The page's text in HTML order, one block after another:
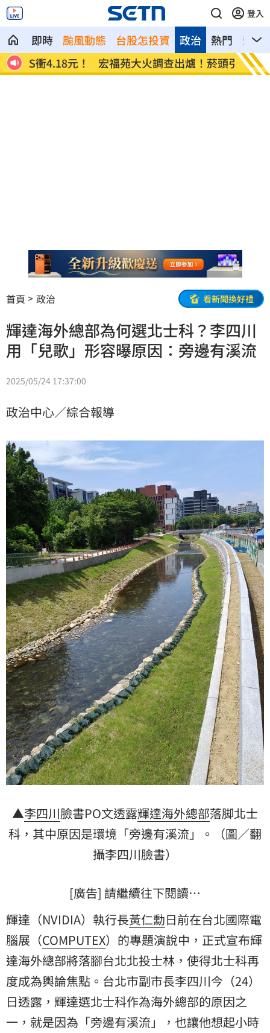
登入
即時 颱風動態 台股怎投資 熱門 影音
政治
！ 宏福苑大火調查出爐！菸頭引燃施工雜物
定投
位！
首頁 政治 看新聞換好禮
輝達海外總部為何選北士科？李四川
用「兒歌」形容曝原因：旁邊有溪流
2025/05/24 17:37:00
政治中心／綜合報導
▲李四川臉書PO文透露輝達海外總部落脚北士
科 ，其中原因是環境「旁邊有溪流」。（圖／翻
攝李四川臉書）
[廣告] 請繼續往下閱讀…
輝達（NVIDIA）執行長黃仁勳日前在台北國際電
腦展（COMPUTEX）的專題演說中，正式宣布輝
達海外總部將落腳台北北投士林，使得北士科再
度成為輿論焦點。台北市副市長李四川今（24）
日透露，輝達選北士科作為海外總部的原因之
一，就是因為「旁邊有溪流」，也讓他想起小時